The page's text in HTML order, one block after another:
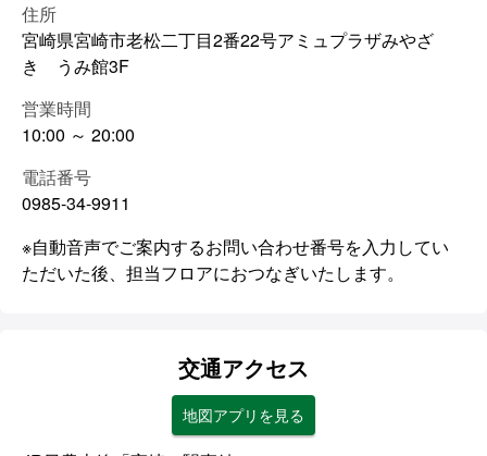
住所
宮崎県宮崎市老松二丁目2番22号アミュプラザみやざ
き うみ館3F
営業時間
10:00 ～ 20:00
電話番号
0985-34-9911
※自動音声でご案内するお問い合わせ番号を入力してい
ただいた後、担当フロアにおつなぎいたします。
交通アクセス
地図アプリを見る